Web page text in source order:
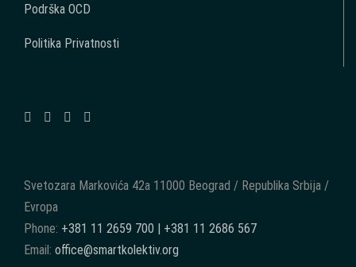
Podrška OCD
Politika Privatnosti
Svetozara Markovića 42a 11000 Beograd / Republika Srbija /
Evropa
Phone: +381 11 2659 700 | +381 11 2686 567
Email: office@smartkolektiv.org